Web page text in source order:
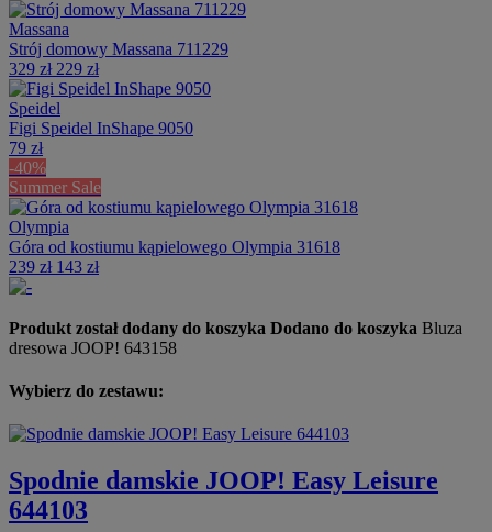
Massana
Strój domowy Massana 711229
329 zł 229 zł
Speidel
Figi Speidel InShape 9050
79 zł
-40%
Summer Sale
Olympia
Góra od kostiumu kąpielowego Olympia 31618
239 zł 143 zł
Produkt został dodany do koszyka Dodano do koszyka Bluza
dresowa JOOP! 643158
Wybierz do zestawu:
Spodnie damskie JOOP! Easy Leisure
644103